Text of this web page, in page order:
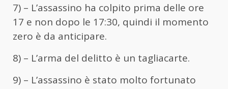
7) – L’assassino ha colpito prima delle ore
17 e non dopo le 17:30, quindi il momento
zero è da anticipare.
8) – L’arma del delitto è un tagliacarte.
9) – L’assassino è stato molto fortunato